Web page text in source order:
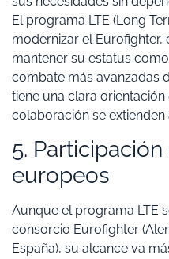
El programa LTE (Long
modernizar el Eurofighter,
mantener su estatus
combate más avanzadas
tiene una clara
colaboración se extienden
5.
europeos
Aunque el programa LTE
consorcio Eurofighter
España), su alcance va